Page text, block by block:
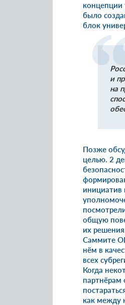
концепции
было
блок
и
на
Позже
целью. 2
инициатив
общую
их
Саммите
нём в
всех
Когда
партнёрам
как между